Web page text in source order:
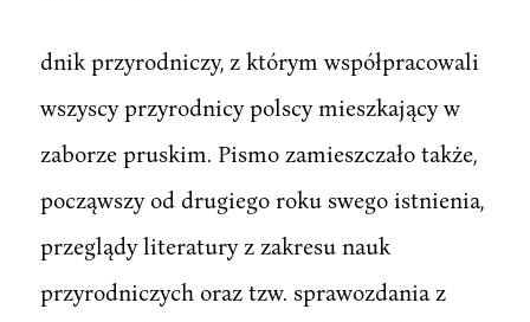
dnik przyrodniczy, z którym współpracowali
wszyscy przyrodnicy polscy mieszkający w
zaborze pruskim. Pismo zamieszczało także,
począwszy od drugiego roku swego istnienia,
przeglądy literatury z zakresu nauk
przyrodniczych oraz tzw. sprawozdania z